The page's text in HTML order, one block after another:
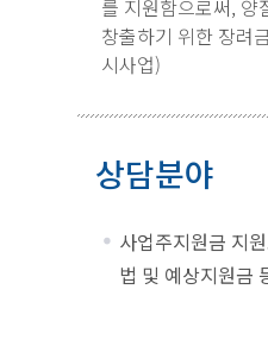
를 지원함으로써, 양
창출하기 위한 장려
시사업)
상담분야
사업주지원금 지
법 및 예상지원금